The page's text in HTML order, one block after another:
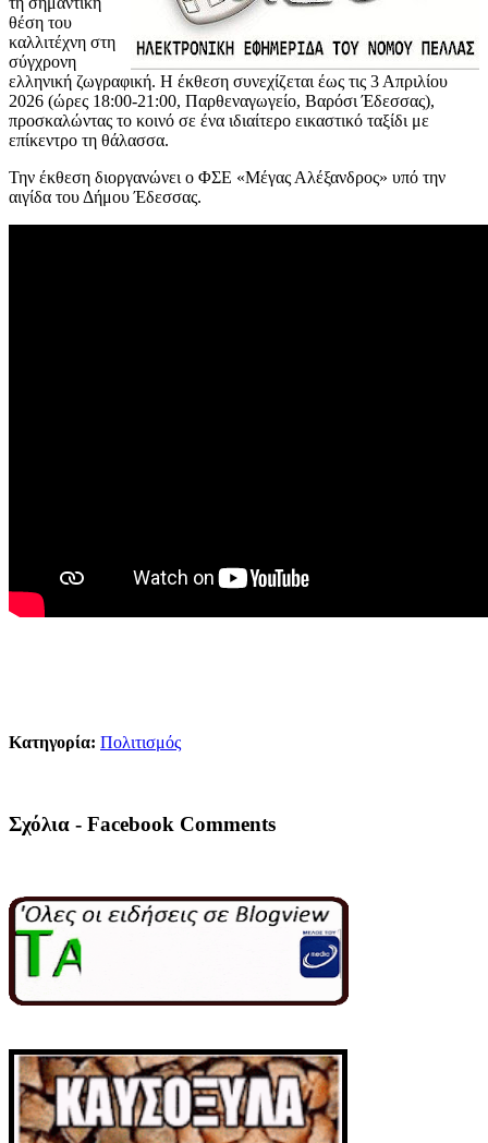
θέση του
καλλιτέχνη στη
σύγχρονη
ελληνική ζωγραφική. Η έκθεση συνεχίζεται έως τις 3 Απριλίου
2026 (ώρες 18:00-21:00, Παρθεναγωγείο, Βαρόσι Έδεσσας),
προσκαλώντας το κοινό σε ένα ιδιαίτερο εικαστικό ταξίδι με
επίκεντρο τη θάλασσα.
Την έκθεση διοργανώνει ο ΦΣΕ «Μέγας Αλέξανδρος» υπό την
αιγίδα του Δήμου Έδεσσας.
Κατηγορία: Πολιτισμός
Σχόλια - Facebook Comments